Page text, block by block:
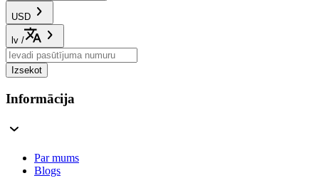
USD
lv /
Izsekot
Informācija
Par mums
Blogs